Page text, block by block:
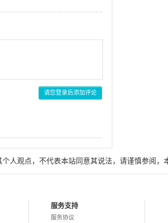
请您登录后添加评论
人观点，不代表本站同意其说法，请谨慎参阅，
服务支持
服务协议